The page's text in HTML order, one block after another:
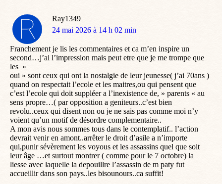
Ray1349
dit
24 mai 2026 à 14 h 02 min
Franchement je lis les commentaires et ca m’en inspire un
second…j’ai l’impression mais peut etre que je me trompe que
les »
oui » sont ceux qui ont la nostalgie de leur jeunesse( j’ai 70ans )
quand on respectait l’ecole et les maitres,ou qui pensent que
c’est l’ecole qui doit suppléer a l’inexistence de, » parents « au
sens propre…( par opposition a geniteurs..c’est bien
revolu..ceux qui disent non ou je ne sais pas comme moi n’y
voient qu’un motif de désordre complementaire..
A mon avis nous sommes tous dans le contemplatif.. l’action
devrait venir en amont..arrêter le droit d’asile a n’importe
qui,punir sévèrement les voyous et les assassins quel que soit
leur âge …et surtout montrer ( comme pour le 7 octobre) la
liesse avec laquelle la depouillre l’assassin de m paty fut
accueillir dans son pays..les bisounours..ca suffit!